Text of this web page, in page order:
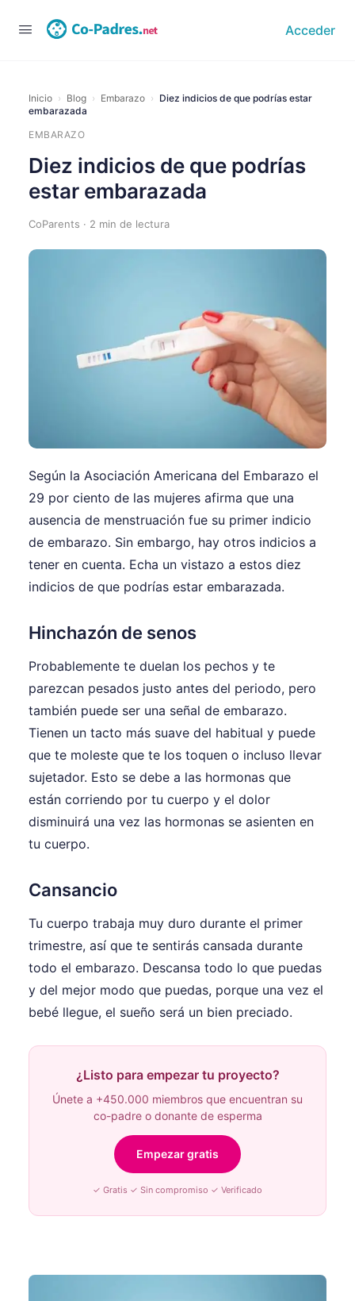
Acceder
Inicio › Blog › Embarazo › Diez indicios de que podrías estar
embarazada
EMBARAZO
Diez indicios de que podrías
estar embarazada
CoParents · 2 min de lectura
Según la Asociación Americana del Embarazo el
29 por ciento de las mujeres afirma que una
ausencia de menstruación fue su primer indicio
de embarazo. Sin embargo, hay otros indicios a
tener en cuenta. Echa un vistazo a estos diez
indicios de que podrías estar embarazada.
Hinchazón de senos
Probablemente te duelan los pechos y te
parezcan pesados justo antes del periodo, pero
también puede ser una señal de embarazo.
Tienen un tacto más suave del habitual y puede
que te moleste que te los toquen o incluso llevar
sujetador. Esto se debe a las hormonas que
están corriendo por tu cuerpo y el dolor
disminuirá una vez las hormonas se asienten en
tu cuerpo.
Cansancio
Tu cuerpo trabaja muy duro durante el primer
trimestre, así que te sentirás cansada durante
todo el embarazo. Descansa todo lo que puedas
y del mejor modo que puedas, porque una vez el
bebé llegue, el sueño será un bien preciado.
¿Listo para empezar tu proyecto?
Únete a +450.000 miembros que encuentran su
co-padre o donante de esperma
Empezar gratis
✓ Gratis ✓ Sin compromiso ✓ Verificado